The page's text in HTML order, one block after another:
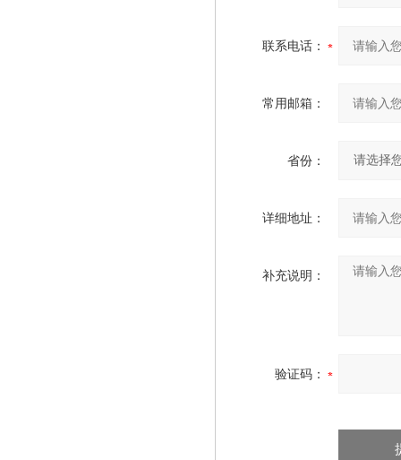
联系电话：
常用邮箱：
省份：
详细地址：
补充说明：
验证码：